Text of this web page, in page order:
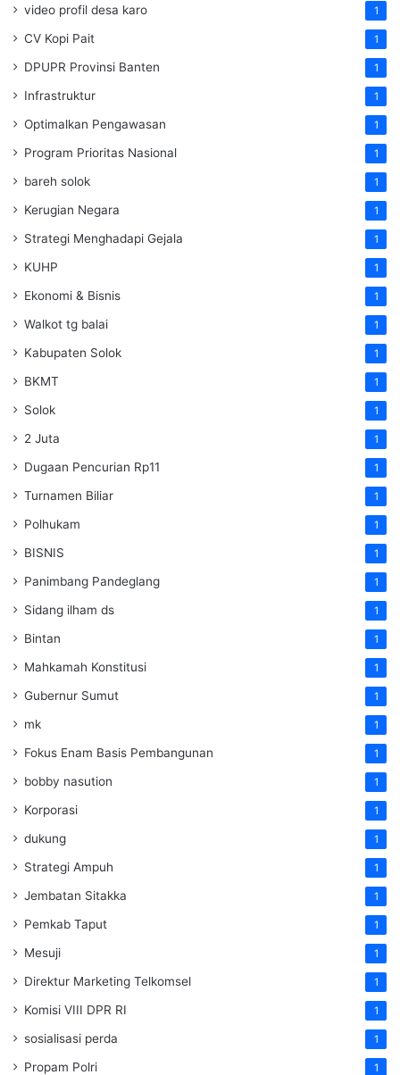
video profil desa karo 1
CV Kopi Pait 1
DPUPR Provinsi Banten 1
Infrastruktur 1
Optimalkan Pengawasan 1
Program Prioritas Nasional 1
bareh solok 1
Kerugian Negara 1
Strategi Menghadapi Gejala 1
KUHP 1
Ekonomi & Bisnis 1
Walkot tg balai 1
Kabupaten Solok 1
BKMT 1
Solok 1
2 Juta 1
Dugaan Pencurian Rp11 1
Turnamen Biliar 1
Polhukam 1
BISNIS 1
Panimbang Pandeglang 1
Sidang ilham ds 1
Bintan 1
Mahkamah Konstitusi 1
Gubernur Sumut 1
mk 1
Fokus Enam Basis Pembangunan 1
bobby nasution 1
Korporasi 1
dukung 1
Strategi Ampuh 1
Jembatan Sitakka 1
Pemkab Taput 1
Mesuji 1
Direktur Marketing Telkomsel 1
Komisi VIII DPR RI 1
sosialisasi perda 1
Propam Polri 1